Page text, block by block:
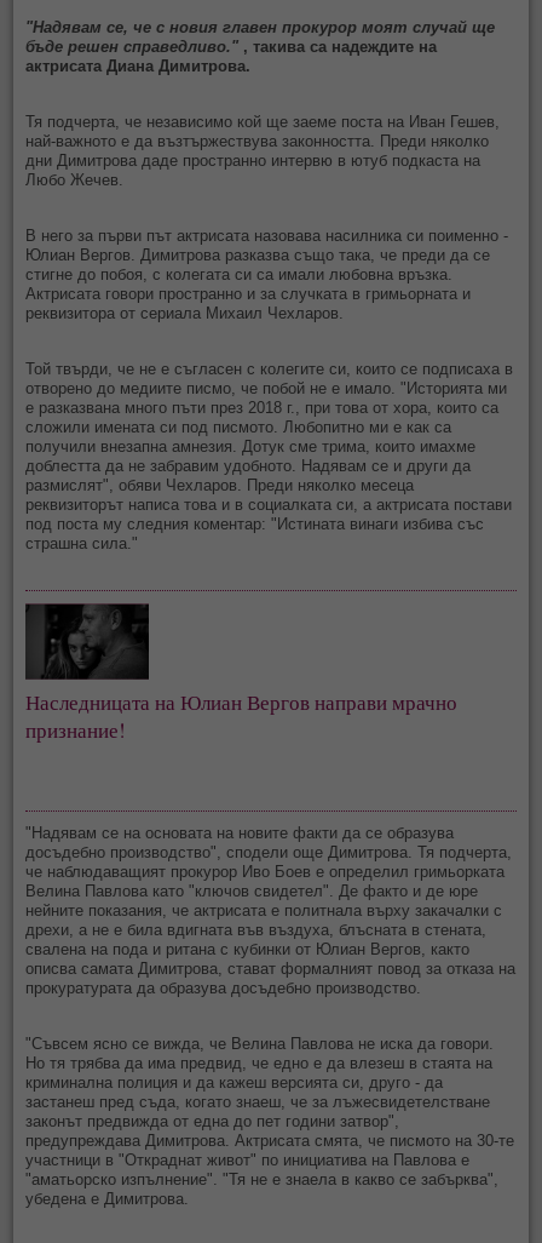
"Надявам се, че с новия главен прокурор моят случай ще
бъде решен справедливо." , такива са надеждите на
актрисата Диана Димитрова.
Тя подчерта, че независимо кой ще заеме поста на Иван Гешев,
най-важното е да възтържествува законността. Преди няколко
дни Димитрова даде пространно интервю в ютуб подкаста на
Любо Жечев.
В него за първи път актрисата назовава насилника си поименно -
Юлиан Вергов. Димитрова разказва също така, че преди да се
стигне до побоя, с колегата си са имали любовна връзка.
Актрисата говори пространно и за случката в гримьорната и
реквизитора от сериала Михаил Чехларов.
Той твърди, че не е съгласен с колегите си, които се подписаха в
отворено до медиите писмо, че побой не е имало. "Историята ми
е разказвана много пъти през 2018 г., при това от хора, които са
сложили имената си под писмото. Любопитно ми е как са
получили внезапна амнезия. Дотук сме трима, които имахме
доблестта да не забравим удобното. Надявам се и други да
размислят", обяви Чехларов. Преди няколко месеца
реквизиторът написа това и в социалката си, а актрисата постави
под поста му следния коментар: "Истината винаги избива със
страшна сила."
Наследницата на Юлиан Вергов направи мрачно
признание!
"Надявам се на основата на новите факти да се образува
досъдебно производство", сподели още Димитрова. Тя подчерта,
че наблюдаващият прокурор Иво Боев е определил гримьорката
Велина Павлова като "ключов свидетел". Де факто и де юре
нейните показания, че актрисата е политнала върху закачалки с
дрехи, а не е била вдигната във въздуха, блъсната в стената,
свалена на пода и ритана с кубинки от Юлиан Вергов, както
описва самата Димитрова, стават формалният повод за отказа на
прокуратурата да образува досъдебно производство.
"Съвсем ясно се вижда, че Велина Павлова не иска да говори.
Но тя трябва да има предвид, че едно е да влезеш в стаята на
криминална полиция и да кажеш версията си, друго - да
застанеш пред съда, когато знаеш, че за лъжесвидетелстване
законът предвижда от една до пет години затвор",
предупреждава Димитрова. Актрисата смята, че писмото на 30-те
участници в "Откраднат живот" по инициатива на Павлова е
"аматьорско изпълнение". "Тя не е знаела в какво се забърква",
убедена е Димитрова.